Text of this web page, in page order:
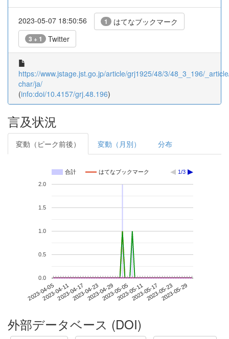
2023-05-07 18:50:56 1 はてなブックマーク
3 + 1 Twitter
https://www.jstage.jst.go.jp/article/grj1925/48/3/48_3_196/
char/ja/
(info:doi/10.4157/grj.48.196)
言及状況
変動（ピーク前後） 変動（月別） 分布
合計 はてなブックマーク 1/3
2023-04-052023-04-112023-04-172023-04-232023-04-292023-05-052023-05-112023-05-172023-05-232023-05-29
0.0
0.5
1.0
1.5
2.0
外部データベース (DOI)